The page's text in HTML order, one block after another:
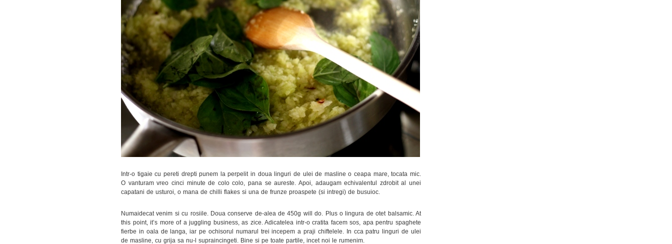
Intr-o tigaie cu pereti drepti punem la perpelit in doua linguri de ulei de masline o ceapa mare, tocata mic.
O vanturam vreo cinci minute de colo colo, pana se aureste. Apoi, adaugam echivalentul zdrobit al unei
capatani de usturoi, o mana de chilli flakes si una de frunze proaspete (si intregi) de busuioc.
Numaidecat venim si cu rosiile. Doua conserve de-alea de 450g will do. Plus o lingura de otet balsamic. At
this point, it’s more of a juggling business, as zice. Adicatelea intr-o cratita facem sos, apa pentru spaghete
fierbe in oala de langa, iar pe ochisorul numarul trei incepem a praji chiftelele. In cca patru linguri de ulei
de masline, cu grija sa nu-l supraincingeti. Bine si pe toate partile, incet noi le rumenim.